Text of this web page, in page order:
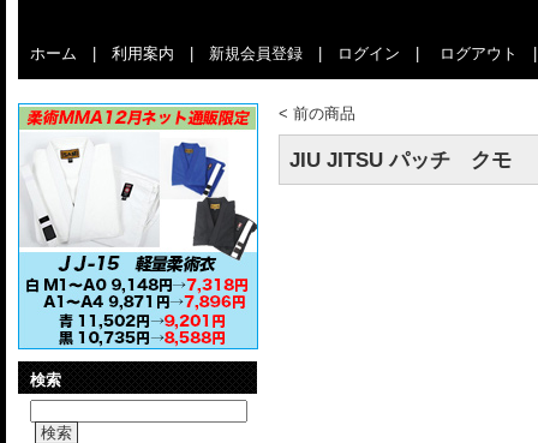
ホーム 利用案内 新規会員登録 ログイン ログアウト
検索
検索
< 前の商品
JIU JITSU パッチ クモ